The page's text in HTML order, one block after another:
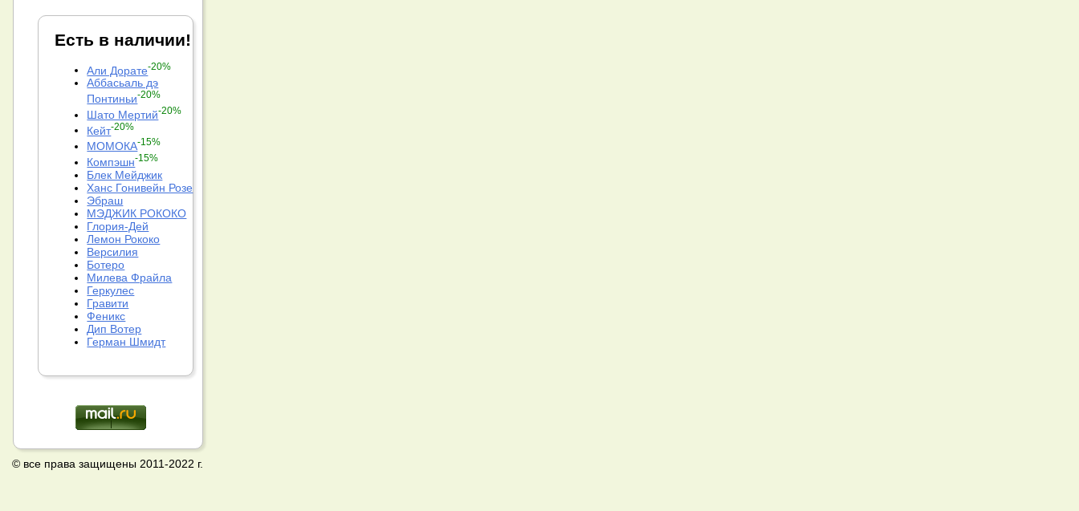
Есть в наличии!
Али Дорате-20%
Аббасьаль дэ
Понтиньи-20%
Шато Мертий-20%
Кейт-20%
МОМОКА-15%
Компэшн-15%
Блек Мейджик
Ханс Гонивейн Розе
Эбраш
МЭДЖИК РОКОКО
Глория-Дей
Лемон Рококо
Версилия
Ботеро
Милева Фрайла
Геркулес
Гравити
Феникс
Дип Вотер
Герман Шмидт
© все права защищены 2011-2022 г.